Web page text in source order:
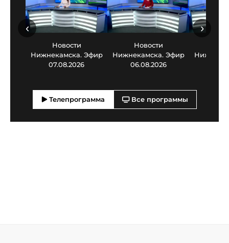
Новости
Нижнекамска. Эфир
07.08.2026
Новости
Нижнекамска. Эфир
06.08.2026
‹ ›
Телепрограмма Все программы